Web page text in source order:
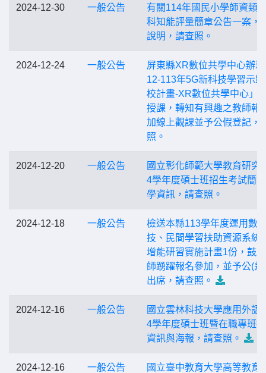
2024-12-30 一般公告
有關114年國民小學師資類
科知能評量簡章公告一案，
說明，請查照。
2024-12-24 一般公告
屏東縣XR數位共學中心辦
12-113年5G新科技學習示
校計畫-XR數位共學中心」
授課，轉知有興趣之教師報
加線上觀課並予公假登記，
照。
2024-12-20 一般公告
國立彰化師範大學教育研究
4學年度碩士班招生考試簡
學資訊，請查照。
2024-12-18 一般公告
檢送本縣113學年度運用數
技、民間學習扶助資源系統
增能研習實施計畫1份，鼓
師踴躍報名參加，並予公(差
出席，請查照。
2024-12-16 一般公告
國立雲林科技大學應用外語
4學年度碩士班暨在職專班
資訊與海報，請查照。
2024-12-16 一般公告
國立臺中教育大學高等教育